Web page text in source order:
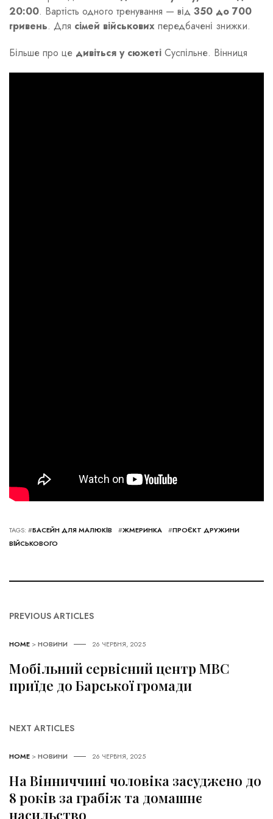
20:00. Вартість одного тренування — від 350 до 700
гривень. Для сімей військових передбачені знижки.
Більше про це дивіться у сюжеті Суспільне. Вінниця
TAGS: #БАСЕЙН ДЛЯ МАЛЮКІВ #ЖМЕРИНКА #ПРОЄКТ ДРУЖИНИ
ВІЙСЬКОВОГО
PREVIOUS ARTICLES
HOME >НОВИНИ 26 ЧЕРВНЯ, 2025
Мобільний сервісний центр МВС
приїде до Барської громади
NEXT ARTICLES
HOME >НОВИНИ 26 ЧЕРВНЯ, 2025
На Вінниччині чоловіка засуджено до
8 років за грабіж та домашнє
насильство